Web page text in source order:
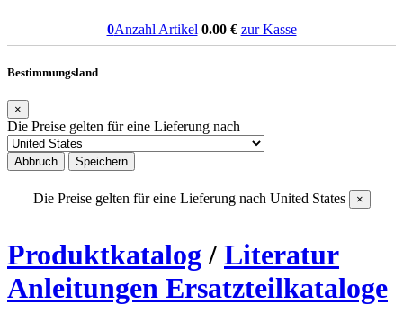
0Anzahl Artikel 0.00€ zur Kasse
Bestimmungsland
×
Die Preise gelten für eine Lieferung nach
Abbruch Speichern
Die Preise gelten für eine Lieferung nach United States ×
Produktkatalog / Literatur
Anleitungen Ersatzteilkataloge